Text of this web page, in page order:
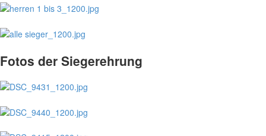
Fotos der Siegerehrung